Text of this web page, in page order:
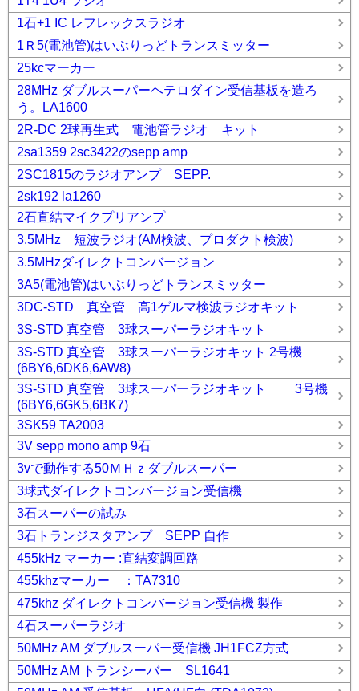
1石+1 IC レフレックスラジオ
1Ｒ5(電池管)はいぶりっどトランスミッター
25kcマーカー
28MHz ダブルスーパーヘテロダイン受信基板を造ろ
う。LA1600
2R-DC 2球再生式 電池管ラジオ キット
2sa1359 2sc3422のsepp amp
2SC1815のラジオアンプ SEPP.
2sk192 la1260
2石直結マイクプリアンプ
3.5MHz 短波ラジオ(AM検波、プロダクト検波)
3.5MHzダイレクトコンバージョン
3A5(電池管)はいぶりっどトランスミッター
3DC-STD 真空管 高1ゲルマ検波ラジオキット
3S-STD 真空管 3球スーパーラジオキット
3S-STD 真空管 3球スーパーラジオキット 2号機
(6BY6,6DK6,6AW8)
3S-STD 真空管 3球スーパーラジオキット 3号機
(6BY6,6GK5,6BK7)
3SK59 TA2003
3V sepp mono amp 9石
3vで動作する50ＭＨｚダブルスーパー
3球式ダイレクトコンバージョン受信機
3石スーパーの試み
3石トランジスタアンプ SEPP 自作
455kHz マーカー :直結変調回路
455khzマーカー ：TA7310
475khz ダイレクトコンバージョン受信機 製作
4石スーパーラジオ
50MHz AM ダブルスーパー受信機 JH1FCZ方式
50MHz AM トランシーバー SL1641